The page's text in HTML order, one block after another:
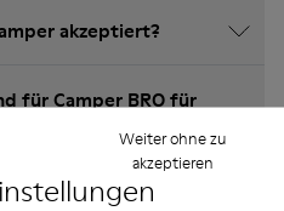
Weiter ohne zu
akzeptieren
akzeptiert?
für Camper BRO für